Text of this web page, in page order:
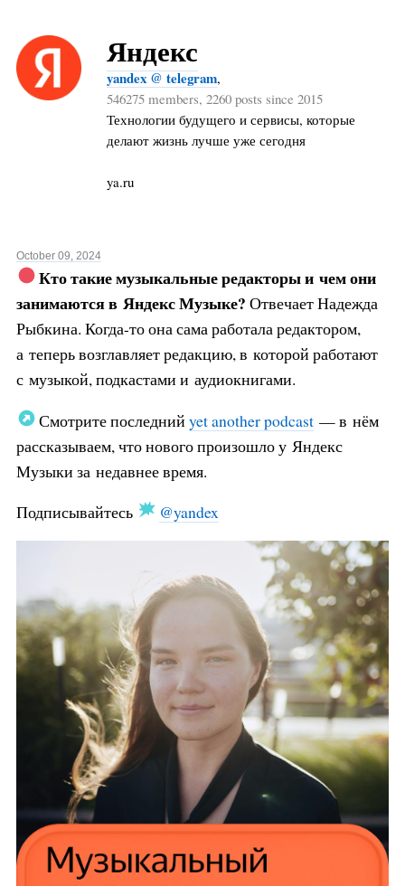
Яндекс
yandex @ telegram,
546275 members, 2260 posts since 2015
Технологии будущего и сервисы, которые
делают жизнь лучше уже сегодня
ya.ru
October 09, 2024
Кто такие музыкальные редакторы и чем они
занимаются в Яндекс Музыке? Отвечает Надежда
Рыбкина. Когда-то она сама работала редактором,
а теперь возглавляет редакцию, в которой работают
с музыкой, подкастами и аудиокнигами.
Смотрите последний yet another podcast— в нём
рассказываем, что нового произошло у Яндекс
Музыки за недавнее время.
Подписывайтесь
@yandex